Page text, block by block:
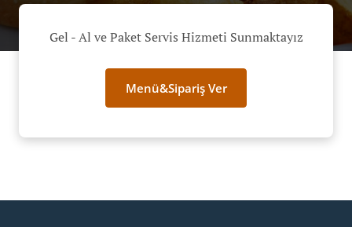
Gel - Al ve Paket Servis Hizmeti Sunmaktayız
Menü&Sipariş Ver